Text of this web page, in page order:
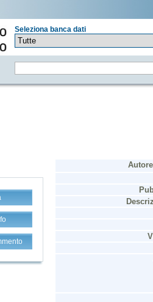
Seleziona banca dati